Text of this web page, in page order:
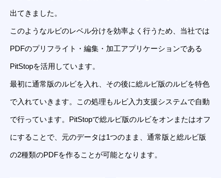
出てきました。
このようなルビのレベル分けを効率よく行うため、当社では
PDFのプリフライト・編集・加工アプリケーションである
PitStopを活用しています。
最初に通常版のルビを入れ、その後に総ルビ版のルビを特色
で入れていきます。この処理もルビ入力支援システムで自動
で行っています。PitStopで総ルビ版のルビをオンまたはオフ
にすることで、元のデータは1つのまま、通常版と総ルビ版
の2種類のPDFを作ることが可能となります。